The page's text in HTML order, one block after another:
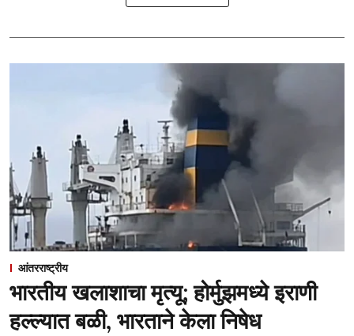
आंतरराष्ट्रीय
भारतीय खलाशाचा मृत्यू; होर्मुझमध्ये इराणी
हल्ल्यात बळी, भारताने केला निषेध